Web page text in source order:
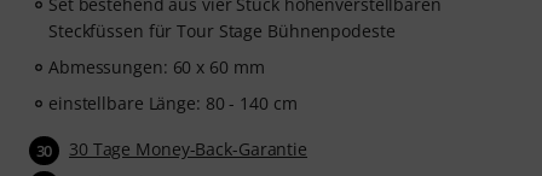
Steckfüssen für Tour Stage Bühnenpodeste
Abmessungen: 60 x 60 mm
einstellbare Länge: 80 - 140 cm
30 30 Tage Money-Back-Garantie